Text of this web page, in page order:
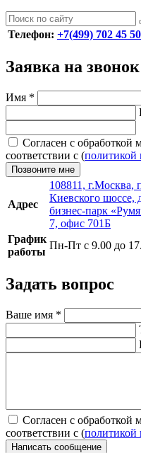
Телефон: +7(499) 702 45 50
Заявка на звонок
Имя *
Согласен с
соответствии с (политикой
Позвоните мне
Адрес
108811, г.Москва,
Киевского шоссе,
бизнес-парк
7, офис 701Б
График
работы
Пн-Пт с 9.00 до
Задать вопрос
Ваше имя *
Согласен с
соответствии с (политикой
Написать сообщение